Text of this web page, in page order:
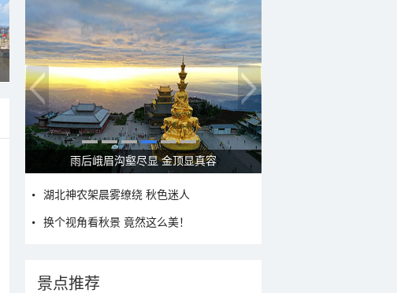
秋意浓 蓝天映衬下的哈尔滨伏尔加庄园
湖北神农架晨雾缭绕 秋色迷人
换个视角看秋景 竟然这么美！
景点推荐